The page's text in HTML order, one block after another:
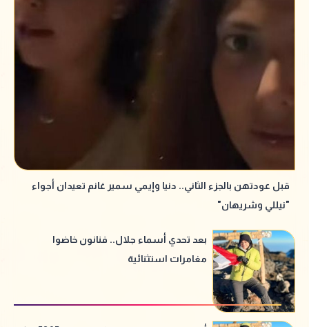
قبل عودتهن بالجزء الثاني.. دنيا وإيمي سمير غانم تعيدان أجواء
"نيللي وشريهان"
بعد تحدي أسماء جلال.. فنانون خاضوا
مغامرات استثنائية